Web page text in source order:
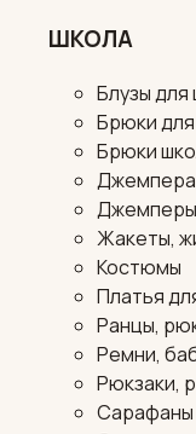
ШКОЛА
Блузы для
Брюки
Брюки
Жакеты,
Костюмы
Платья
Ранцы,
Ремни,
Рюкзаки,
Сарафаны